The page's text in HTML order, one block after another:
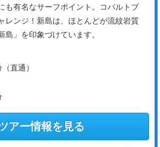
も有名なサーフポイント。コバルトブ
レンジ！新島は、ほとんどが流紋岩質
」を印象づけています。
直通）
アー情報を見る